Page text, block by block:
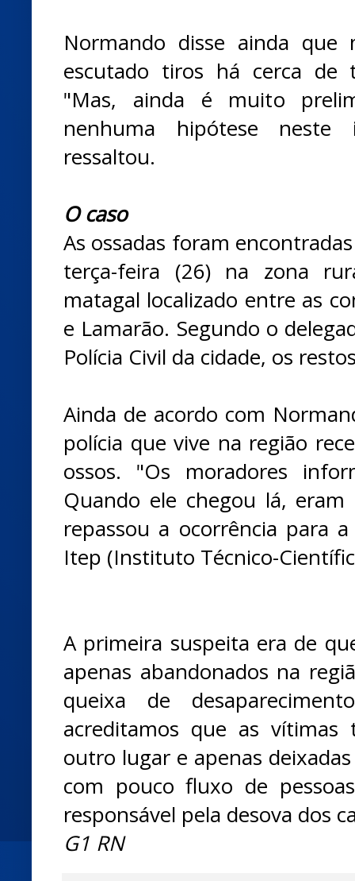
Normando disse ainda que
escutado tiros há cerca de
"Mas, ainda é muito
nenhuma hipótese neste
ressaltou.
O caso
As ossadas foram
terça-feira (26) na zona
matagal localizado entre as
e Lamarão. Segundo o
Polícia Civil da cidade, os
Ainda de acordo com
polícia que vive na região
ossos. "Os moradores
Quando ele chegou lá,
repassou a ocorrência para
Itep (Instituto Técnico-
A primeira suspeita era de
apenas abandonados na
queixa de
acreditamos que as
outro lugar e apenas
com pouco fluxo de
responsável pela desova dos
G1 RN